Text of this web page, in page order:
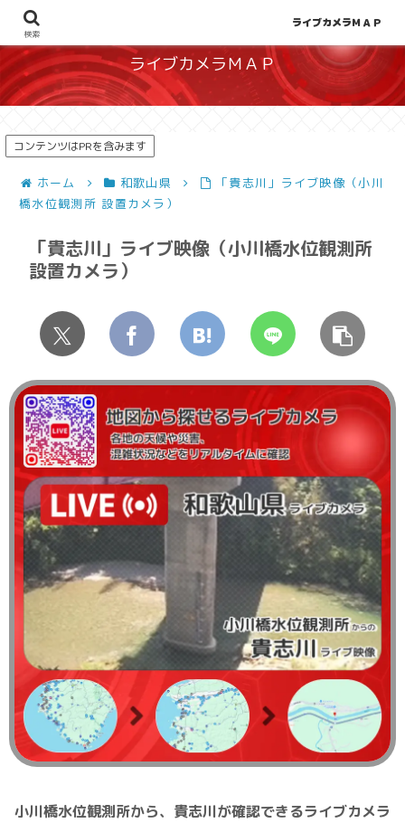
地図から探せる！天候や災害、混雑状況の把握に
ライブカメラＭＡＰ
コンテンツはPRを含みます
ホーム 和歌山県
「貴志川」ライブ映像（小川
橋水位観測所 設置カメラ）
「貴志川」ライブ映像（小川橋水位観測所
設置カメラ）
小川橋水位観測所から、貴志川が確認できるライブカメラ
検索
ライブカメラＭＡＰ